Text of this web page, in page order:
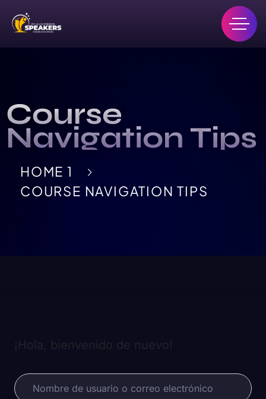
Course
Navigation Tips
HOME 1
COURSE NAVIGATION TIPS
¡Hola, bienvenido de nuevo!